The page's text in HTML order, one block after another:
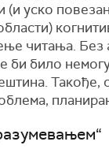
(и уско
читања. Без
би било
Такође,